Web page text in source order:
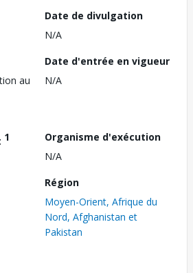
Date de divulgation
N/A
au
Date d'entrée en vigueur
N/A
1
Organisme d'exécution
N/A
Région
Moyen-Orient, Afrique du
Nord, Afghanistan et
Pakistan